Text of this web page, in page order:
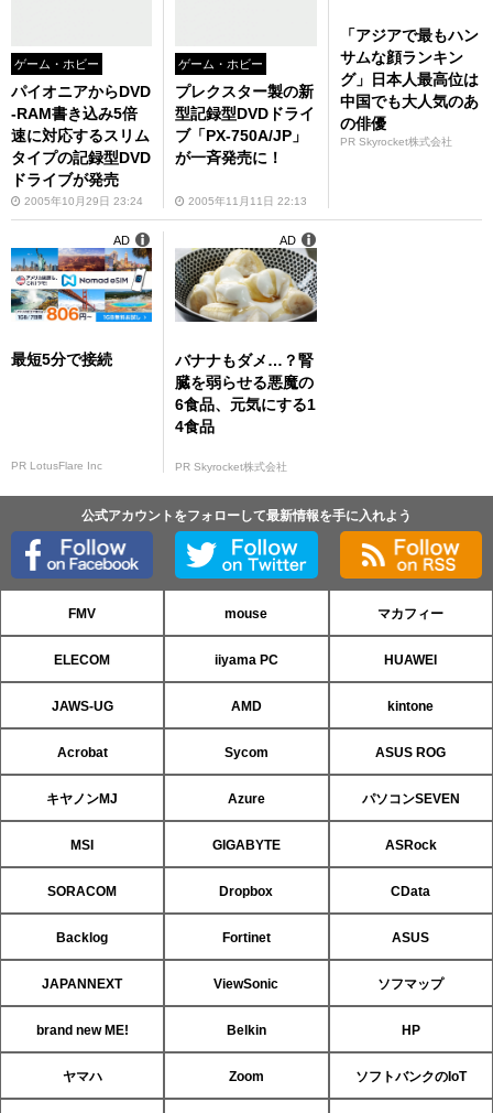
ゲーム・ホビー
パイオニアからDVD
-RAM書き込み5倍
速に対応するスリム
タイプの記録型DVD
ドライブが発売
2005年10月29日 23:24
ゲーム・ホビー
プレクスター製の新
型記録型DVDドライ
ブ「PX-750A/JP」
が一斉発売に！
2005年11月11日 22:13
「アジアで最もハン
サムな顔ランキン
グ」日本人最高位は
中国でも大人気のあ
の俳優
PR Skyrocket株式会社
最短5分で接続
PR LotusFlare Inc
AD
バナナもダメ…？腎
臓を弱らせる悪魔の
6食品、元気にする1
4食品
PR Skyrocket株式会社
AD
公式アカウントをフォローして最新情報を手に入れよう
FMV mouse マカフィー
ELECOM iiyama PC HUAWEI
JAWS-UG AMD kintone
Acrobat Sycom ASUS ROG
キヤノンMJ Azure パソコンSEVEN
MSI GIGABYTE ASRock
SORACOM Dropbox CData
Backlog Fortinet ASUS
JAPANNEXT ViewSonic ソフマップ
brand new ME! Belkin HP
ヤマハ Zoom ソフトバンクのIoT